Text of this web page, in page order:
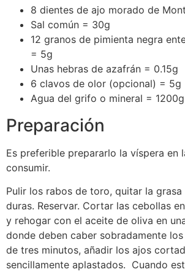
8 dientes de ajo morado de
Sal común = 30g
12 granos de pimienta negra
= 5g
Unas hebras de azafrán = 0.15g
6 clavos de olor (opcional) = 5g
Agua del grifo o mineral = 1200g
Preparación
Es preferible prepararlo la víspera en
consumir.
Pulir los rabos de toro, quitar la grasa
duras. Reservar. Cortar las cebollas
y rehogar con el aceite de oliva en
donde deben caber sobradamente
de tres minutos, añadir los ajos
sencillamente aplastados. Cuando